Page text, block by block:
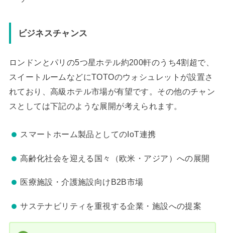
ビジネスチャンス
ロンドンとパリの5つ星ホテル約200軒のうち4割超で、
スイートルームなどにTOTOのウォシュレットが設置さ
れており、高級ホテル市場が有望です。その他のチャン
スとしては下記のような展開が考えられます。
スマートホーム製品としてのIoT連携
高齢化社会を迎える国々（欧米・アジア）への展開
医療施設・介護施設向けB2B市場
サステナビリティを重視する企業・施設への提案